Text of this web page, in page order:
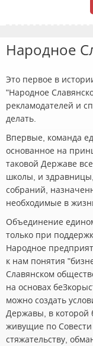
Народное
Это первое в
"Народное
рекламодателей и
делать.
Впервые, команда
основанное на
таковой Державе
школы, и
собраний,
необходимые в
Объединение
только при
Народное
к нам понятия
Славянском
на основах
можно создать
Державы, в которой
живущие по Совести
стяжательству,